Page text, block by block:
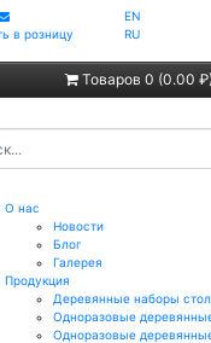
в розницу
EN
RU
Товаров 0 (0.00 ₽)
О нас
Новости
Блог
Галерея
Продукция
Деревянные наборы
Одноразовые
Одноразовые